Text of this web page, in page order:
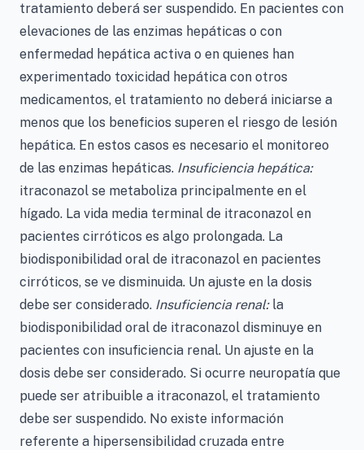
tratamiento deberá ser suspendido. En pacientes con
elevaciones de las enzimas hepáticas o con
enfermedad hepática activa o en quienes han
experimentado toxicidad hepática con otros
medicamentos, el tratamiento no deberá iniciarse a
menos que los beneficios superen el riesgo de lesión
hepática. En estos casos es necesario el monitoreo
de las enzimas hepáticas. Insuficiencia hepática:
itraconazol se metaboliza principalmente en el
hígado. La vida media terminal de itraconazol en
pacientes cirróticos es algo prolongada. La
biodisponibilidad oral de itraconazol en pacientes
cirróticos, se ve disminuida. Un ajuste en la dosis
debe ser considerado. Insuficiencia renal: la
biodisponibilidad oral de itraconazol disminuye en
pacientes con insuficiencia renal. Un ajuste en la
dosis debe ser considerado. Si ocurre neuropatía que
puede ser atribuible a itraconazol, el tratamiento
debe ser suspendido. No existe información
referente a hipersensibilidad cruzada entre